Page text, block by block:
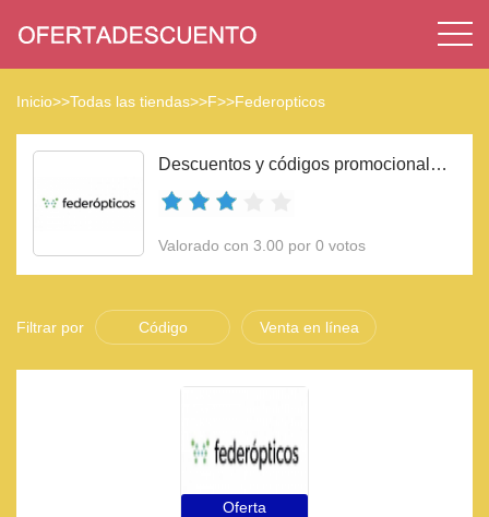
Inicio>>Todas las tiendas>>F>>Federopticos
Descuentos y códigos promocionales Federopticos 2023
Valorado con 3.00 por 0 votos
Filtrar por Código Venta en línea
Oferta